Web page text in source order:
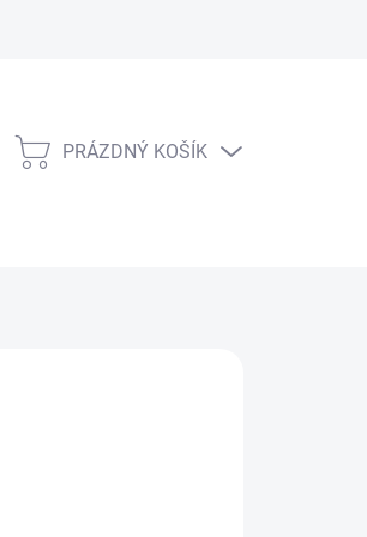
NÁKUPNÍ
PRÁZDNÝ KOŠÍK